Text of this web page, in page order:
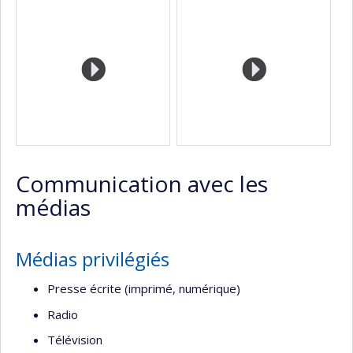
Communication avec les
médias
Médias privilégiés
Presse écrite (imprimé, numérique)
Radio
Télévision